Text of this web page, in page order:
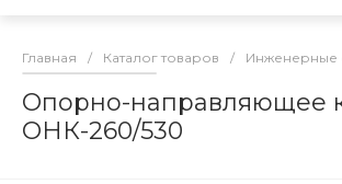
Главная / Каталог товаров / Инженерные
Опорно-направляющее
ОНК-260/530